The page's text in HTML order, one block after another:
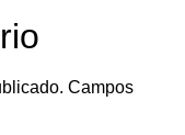
Campos